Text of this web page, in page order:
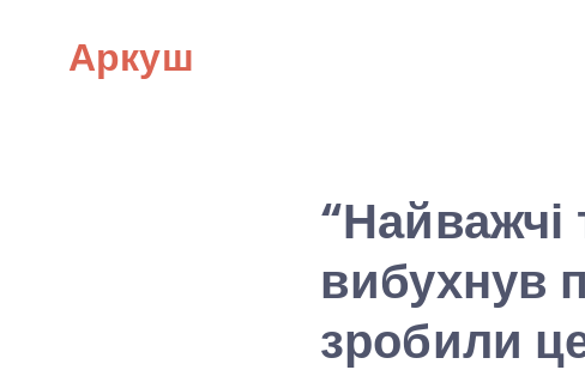
Аркуш
вибухнув
зробили